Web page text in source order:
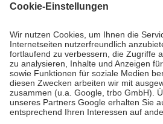
Grundsätzlich leisten Mitglieder
höchstens zehn Euro.
Es sind jedoch nie
Kosten der Leistung zu entrichten.
Diese Regeln gelten grundsätzlich auch
Bei Heilmitteln und häuslicher
Zuzahlung zehn Prozent der Kosten
Verordnung.
Um das Engagement der Versicherten
stärken und die besondere Stellung der